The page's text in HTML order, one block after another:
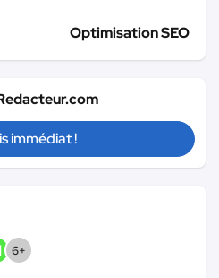
Optimisation SEO
immédiat !
6+